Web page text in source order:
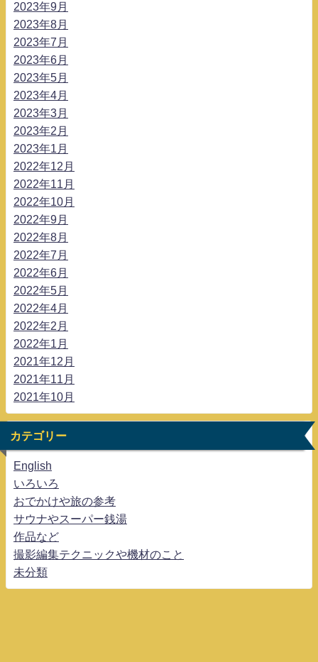
2023年9月
2023年8月
2023年7月
2023年6月
2023年5月
2023年4月
2023年3月
2023年2月
2023年1月
2022年12月
2022年11月
2022年10月
2022年9月
2022年8月
2022年7月
2022年6月
2022年5月
2022年4月
2022年2月
2022年1月
2021年12月
2021年11月
2021年10月
カテゴリー
English
いろいろ
おでかけや旅の参考
サウナやスーパー銭湯
作品など
撮影編集テクニックや機材のこと
未分類